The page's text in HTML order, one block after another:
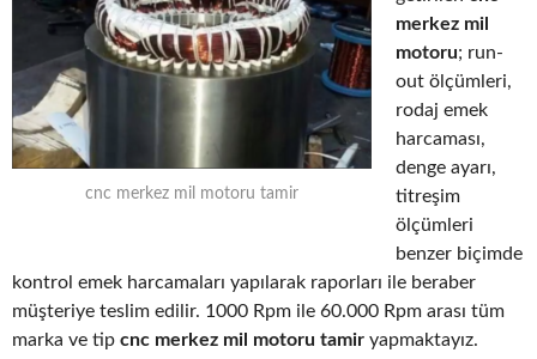
cnc merkez mil motoru tamir
merkez mil
motoru; run-
out ölçümleri,
rodaj emek
harcaması,
denge ayarı,
titreşim
ölçümleri
benzer biçimde
kontrol emek harcamaları yapılarak raporları ile beraber
müşteriye teslim edilir. 1000 Rpm ile 60.000 Rpm arası tüm
marka ve tip cnc merkez mil motoru tamir yapmaktayız.